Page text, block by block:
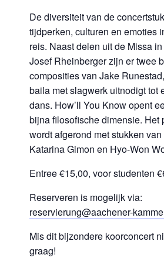
De diversiteit van de
tijdperken, culturen en emoties
reis. Naast delen uit de Missa
Josef Rheinberger zijn er twee
composities van Jake
baila met slagwerk uitnodigt tot
dans. How’ll You Know opent
bijna filosofische dimensie. Het
wordt afgerond met stukken
Katarina Gimon en Hyo-Won
Entree €15,00, voor studenten
Reserveren is mogelijk via:
reservierung@aachener-
Mis dit bijzondere koorconcert
graag!